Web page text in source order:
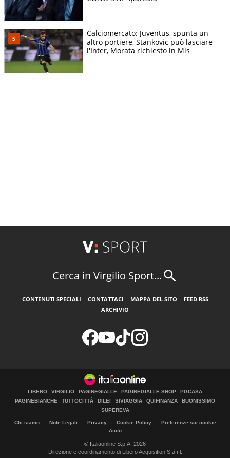
Calciomercato: Juventus, spunta un
altro portiere, Stankovic può lasciare
l'Inter, Morata richiesto in Mls
Cerca in Virgilio Sport...
CONTENUTI SPECIALI CONTATTACI MAPPA DEL SITO
FEED RSS
ARCHIVIO
LIBERO VIRGILIO PAGINEGIALLE PAGINEGIALLE SHOP
PGCASA
PAGINEBIANCHE
TUTTOCITTÀ DILEI SIVIAGGIA QUIFINANZA
BUONISSIMO
SUPEREVA
Chi siamo Note Legali Privacy Cookie Policy
Preferenze sui cookie
Aiuto
© Italiaonline S.p.A. 2026
Direzione e coordinamento di Libero Acquisition S.á r.l.